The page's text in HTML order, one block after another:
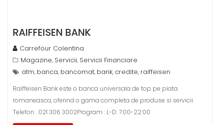
RAIFFEISEN BANK
Carrefour Colentina
Magazine, Servicii, Servicii Financiare
atm, banca, bancomat, bank, credite, raiffeisen
Raiffeisen Bank este o banca universala de top pe piata
romaneasca, oferind o gama completa de produse si servicii.
Telefon : 021 306 3002Program : L-D: 7:00-22:00